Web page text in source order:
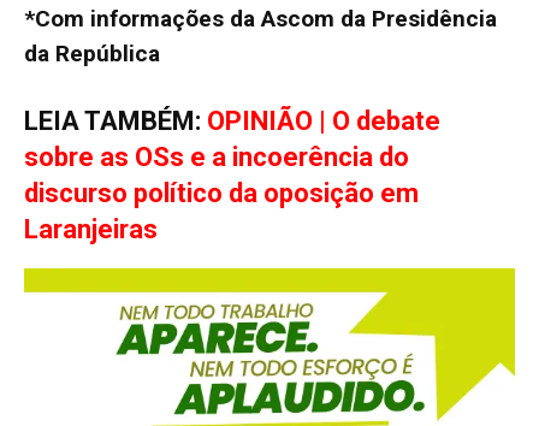
*Com informações da Ascom da Presidência
da República
LEIA TAMBÉM: OPINIÃO | O debate
sobre as OSs e a incoerência do
discurso político da oposição em
Laranjeiras